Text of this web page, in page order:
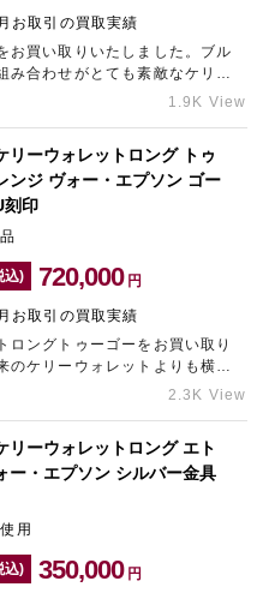
を申し込む
ットをお届けします
お取引の買取実績
お買い取りいたしました。ブル
み合わせがとても素敵なケリー
品物でしたが、精一杯の金額を
。ご売却の際は是非梅田エリ
梅田店」をご利用くださいま
1.9K View
リーウォレットロング トゥ
ンジ ヴォー・エプソン ゴー
刻印
込) 720,000 円
お取引の買取実績
ングトゥーゴーをお買い取り
のケリーウォレットよりも横幅
く、人気の高いお品物です。素
。ご自宅にいながらおおよそ
で承っておりますので、ぜひお
2.3K View
リーウォレットロング エト
ー・エプソン シルバー金具
用
込) 350,000 円